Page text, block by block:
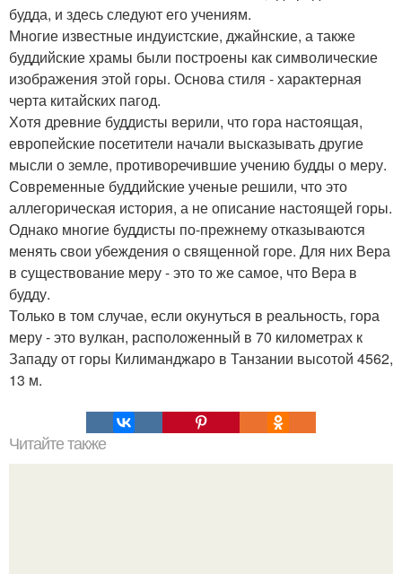
будда, и здесь следуют его учениям.
Многие известные индуистские, джайнские, а также
буддийские храмы были построены как символические
изображения этой горы. Основа стиля - характерная
черта китайских пагод.
Хотя древние буддисты верили, что гора настоящая,
европейские посетители начали высказывать другие
мысли о земле, противоречившие учению будды о меру.
Современные буддийские ученые решили, что это
аллегорическая история, а не описание настоящей горы.
Однако многие буддисты по-прежнему отказываются
менять свои убеждения о священной горе. Для них Вера
в существование меру - это то же самое, что Вера в
будду.
Только в том случае, если окунуться в реальность, гора
меру - это вулкан, расположенный в 70 километрах к
Западу от горы Килиманджаро в Танзании высотой 4562,
13 м.
Читайте также